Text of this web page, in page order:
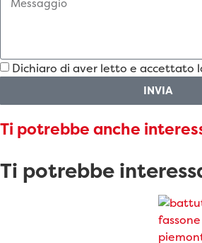
Dichiaro di aver letto e accettato
INVIA
Ti potrebbe anche
Ti potrebbe